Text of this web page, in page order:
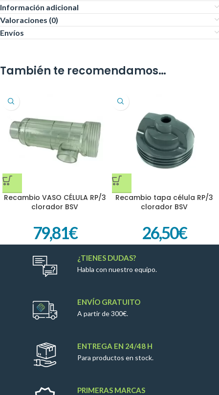
Información adicional
Valoraciones (0)
Envíos
También te recomendamos…
Recambio VASO CÉLULA RP/3
clorador BSV
79,81€
Recambio tapa célula RP/3
clorador BSV
26,50€
¿TIENES DUDAS?
Habla con nuestro equipo.
ENVÍO GRATUITO
A partir de 300€.
ENTREGA EN 24/48 H
Para productos en stock.
PRIMERAS MARCAS